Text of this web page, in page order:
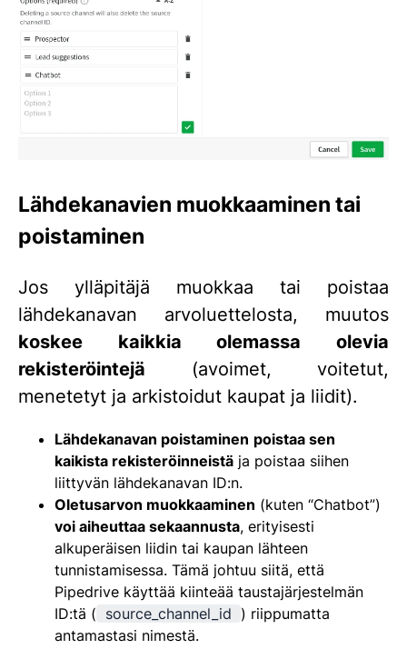
Lähdekanavien muokkaaminen tai
poistaminen
Jos ylläpitäjä muokkaa tai poistaa
lähdekanavan arvoluettelosta, muutos
koskee kaikkia olemassa olevia
rekisteröintejä (avoimet, voitetut,
menetetyt ja arkistoidut kaupat ja liidit).
Lähdekanavan poistaminen poistaa sen
kaikista rekisteröinneistä ja poistaa siihen
liittyvän lähdekanavan ID:n.
Oletusarvon muokkaaminen (kuten “Chatbot”)
voi aiheuttaa sekaannusta, erityisesti
alkuperäisen liidin tai kaupan lähteen
tunnistamisessa. Tämä johtuu siitä, että
Pipedrive käyttää kiinteää taustajärjestelmän
ID:tä ( source_channel_id ) riippumatta
antamastasi nimestä.